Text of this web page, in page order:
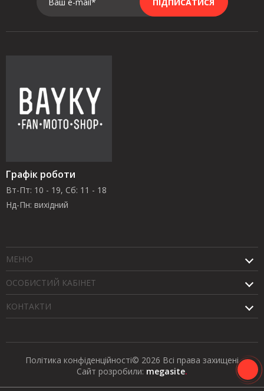
Графік роботи
Вт-Пт: 10 - 19, Сб: 11 - 18
Нд-Пн: вихідний
МЕНЮ
ОСОБИСТИЙ КАБІНЕТ
КОНТАКТИ
Політика конфіденційності© 2026 Всі права захищені
Сайт розробили: megasite.